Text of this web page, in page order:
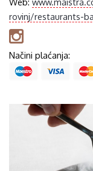
rovinj/restaurants-
Načini plaćanja: